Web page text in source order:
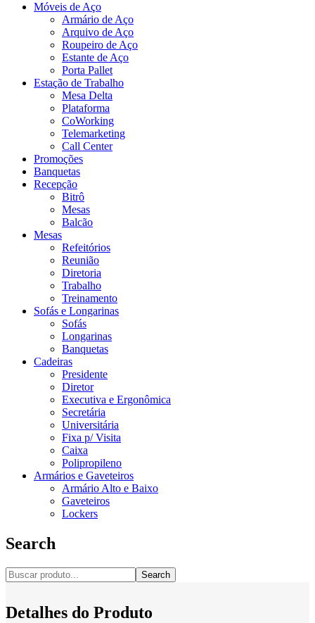
Móveis de Aço
Armário de Aço
Arquivo de Aço
Roupeiro de Aço
Estante de Aço
Porta Pallet
Estação de Trabalho
Mesa Delta
Plataforma
CoWorking
Telemarketing
Call Center
Promoções
Banquetas
Recepção
Bitrô
Mesas
Balcão
Mesas
Refeitórios
Reunião
Diretoria
Trabalho
Treinamento
Sofás e Longarinas
Sofás
Longarinas
Banquetas
Cadeiras
Presidente
Diretor
Executiva e Ergonômica
Secretária
Universitária
Fixa p/ Visita
Caixa
Polipropileno
Armários e Gaveteiros
Armário Alto e Baixo
Gaveteiros
Lockers
Search
Search
Detalhes do Produto